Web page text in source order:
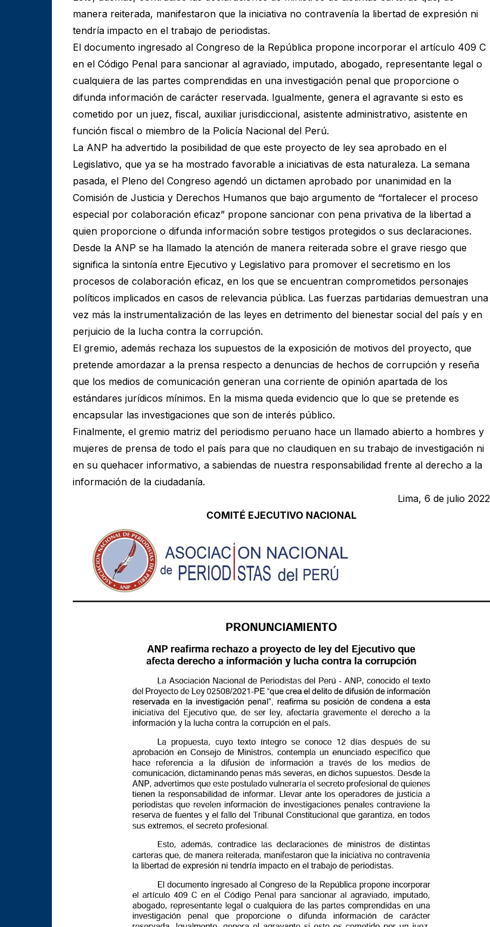
manera reiterada, manifestaron que la iniciativa no contravenía la libertad de expresión ni
tendría impacto en el trabajo de periodistas.
El documento ingresado al Congreso de la República propone incorporar el artículo 409 C
en el Código Penal para sancionar al agraviado, imputado, abogado, representante legal o
cualquiera de las partes comprendidas en una investigación penal que proporcione o
difunda información de carácter reservada. Igualmente, genera el agravante si esto es
cometido por un juez, fiscal, auxiliar jurisdiccional, asistente administrativo, asistente en
función fiscal o miembro de la Policía Nacional del Perú.
La ANP ha advertido la posibilidad de que este proyecto de ley sea aprobado en el
Legislativo, que ya se ha mostrado favorable a iniciativas de esta naturaleza. La semana
pasada, el Pleno del Congreso agendó un dictamen aprobado por unanimidad en la
Comisión de Justicia y Derechos Humanos que bajo argumento de “fortalecer el proceso
especial por colaboración eficaz” propone sancionar con pena privativa de la libertad a
quien proporcione o difunda información sobre testigos protegidos o sus declaraciones.
Desde la ANP se ha llamado la atención de manera reiterada sobre el grave riesgo que
significa la sintonía entre Ejecutivo y Legislativo para promover el secretismo en los
procesos de colaboración eficaz, en los que se encuentran comprometidos personajes
políticos implicados en casos de relevancia pública. Las fuerzas partidarias demuestran una
vez más la instrumentalización de las leyes en detrimento del bienestar social del país y en
perjuicio de la lucha contra la corrupción.
El gremio, además rechaza los supuestos de la exposición de motivos del proyecto, que
pretende amordazar a la prensa respecto a denuncias de hechos de corrupción y reseña
que los medios de comunicación generan una corriente de opinión apartada de los
estándares jurídicos mínimos. En la misma queda evidencio que lo que se pretende es
encapsular las investigaciones que son de interés público.
Finalmente, el gremio matriz del periodismo peruano hace un llamado abierto a hombres y
mujeres de prensa de todo el país para que no claudiquen en su trabajo de investigación ni
en su quehacer informativo, a sabiendas de nuestra responsabilidad frente al derecho a la
información de la ciudadanía.
Lima, 6 de julio 2022
COMITÉ EJECUTIVO NACIONAL